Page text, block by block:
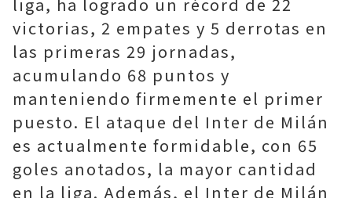
victorias, 2 empates y 5 derrotas en
las primeras 29 jornadas,
acumulando 68 puntos y
manteniendo firmemente el primer
puesto. El ataque del Inter de Milán
es actualmente formidable, con 65
goles anotados, la mayor cantidad
en la liga. Además, el Inter de Milán